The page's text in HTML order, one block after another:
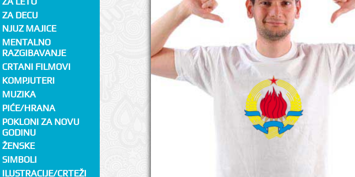
ZA DECU
NJUZ MAJICE
MENTALNO
RAZGIBAVANJE
CRTANI FILMOVI
KOMPJUTERI
MUZIKA
PIĆE/HRANA
POKLONI ZA NOVU
GODINU
ŽENSKE
SIMBOLI
ILUSTRACIJE/CRTEŽI